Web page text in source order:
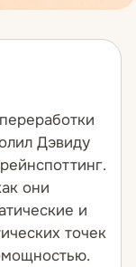
Дэвиду
они
и
точек